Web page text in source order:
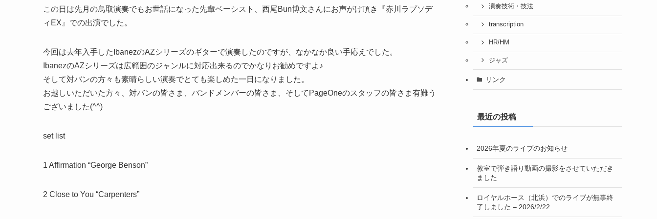
この日は先月の鳥取演奏でもお世話になった先輩ベーシスト、西尾Bun博文さんにお声がけ頂き『赤川ラプソデ
ィEX』での出演でした。
今回は去年入手したIbanezのAZシリーズのギターで演奏したのですが、なかなか良い手応えでした。
IbanezのAZシリーズは広範囲のジャンルに対応出来るのでかなりお勧めですよ♪
そして対バンの方々も素晴らしい演奏でとても楽しめた一日になりました。
お越しいただいた方々、対バンの皆さま、バンドメンバーの皆さま、そしてPageOneのスタッフの皆さま有難う
ございました(^^)
set list
1 Affirmation “George Benson”
2 Close to You “Carpenters”
演奏技術・技法
transcription
HR/HM
ジャズ
リンク
最近の投稿
2026年夏のライブのお知らせ
教室で弾き語り動画の撮影をさせていただき
ました
ロイヤルホース（北浜）でのライブが無事終
了しました – 2026/2/22